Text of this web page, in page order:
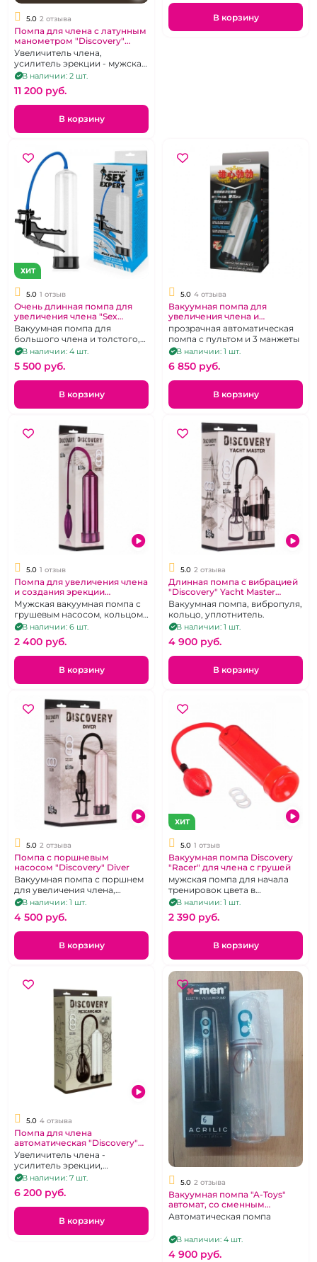
5.0 2 отзыва
Помпа для члена с латунным
манометром "Discovery"
Astronaut
Увеличитель члена,
усилитель эрекции - мужская
помпа с металлическим
создателем ваккума
В наличии: 2 шт.
11 200 pуб.
В корзину
В корзину
ХИТ
5.0 1 отзыв
Очень длинная помпа для
увеличения члена "Sex
Expert" Much Pleasure
Вакуумная помпа для
большого члена и толстого,
длина 280 мм, диаметр 65 мм,
прозрачная
В наличии: 4 шт.
5 500 pуб.
В корзину
5.0 4 отзыва
Вакуумная помпа для
увеличения члена и
мгновенной эрекции «Baile»
прозрачная автоматическая
помпа с пультом и 3 манжеты
В наличии: 1 шт.
6 850 pуб.
В корзину
5.0 1 отзыв
Помпа для увеличения члена
и создания эрекции
"Discovery" Racer фиолетовая
Мужская вакуумная помпа с
грушевым насосом, кольцом,
уплотнителем
В наличии: 6 шт.
2 400 pуб.
В корзину
5.0 2 отзыва
Длинная помпа с вибрацией
"Discovery" Yacht Master
прозрачная
Вакуумная помпа, вибропуля,
кольцо, уплотнитель.
В наличии: 1 шт.
4 900 pуб.
В корзину
5.0 2 отзыва
Помпа с поршневым
насосом "Discovery" Diver
Вакуумная помпа с поршнем
для увеличения члена,
эрекционное кольцо,
уплотнитель
В наличии: 1 шт.
4 500 pуб.
В корзину
ХИТ
5.0 1 отзыв
Вакуумная помпа Discovery
"Racer" для члена с грушей
мужская помпа для начала
тренировок цвета в
ассортименте
В наличии: 1 шт.
2 390 pуб.
В корзину
5.0 4 отзыва
Помпа для члена
автоматическая "Discovery"
Researcher
Увеличитель члена -
усилитель эрекции,
эрекционное кольцо,
уплотнитель
В наличии: 7 шт.
6 200 pуб.
В корзину
5.0 2 отзыва
Вакуумная помпа "A-Toys"
автомат, со сменным
уплотнителем
Автоматическая помпа
В наличии: 4 шт.
4 900 pуб.